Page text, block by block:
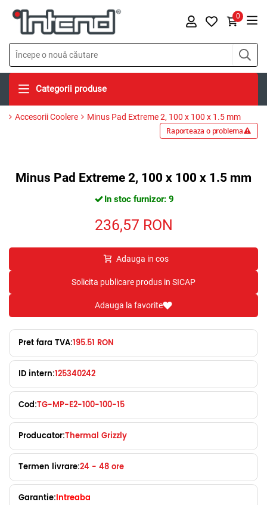
0
Categorii produse
Accesorii Coolere Minus Pad Extreme 2, 100 x 100 x 1.5 mm
Raporteaza o problema
Minus Pad Extreme 2, 100 x 100 x 1.5 mm
In stoc furnizor: 9
236,57 RON
Adauga in cos
Solicita publicare produs in SICAP
Adauga la favorite
Pret fara TVA:195.51 RON
ID intern:125340242
Cod:TG-MP-E2-100-100-15
Producator:Thermal Grizzly
Termen livrare:24 - 48 ore
Garantie:Intreaba